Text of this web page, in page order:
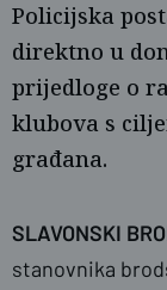
Policijska
direktno u
prijedloge o
klubova s
građana.
SLAVONSKI
stanovnika